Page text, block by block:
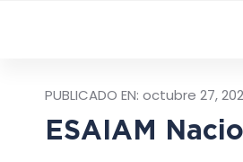
PUBLICADO EN: octubre 27,
ESAIAM